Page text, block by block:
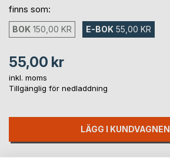
finns som:
BOK 150,00 KR E-BOK 55,00 KR
55,00 kr
inkl. moms
Tillgänglig för nedladdning
LÄGG I KUNDVAGNEN